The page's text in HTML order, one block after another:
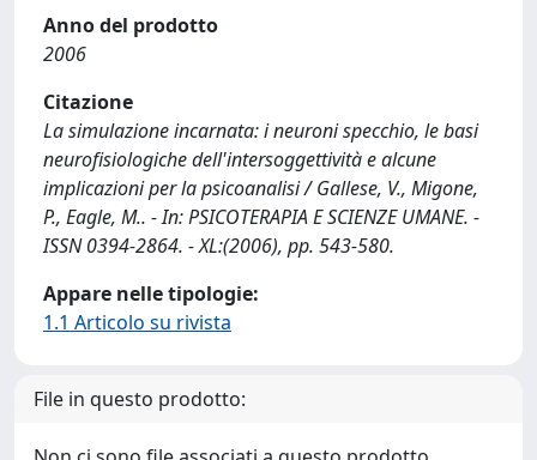
Anno del prodotto
2006
Citazione
La simulazione incarnata: i neuroni specchio, le basi
neurofisiologiche dell'intersoggettività e alcune
implicazioni per la psicoanalisi / Gallese, V., Migone,
P., Eagle, M.. - In: PSICOTERAPIA E SCIENZE UMANE. -
ISSN 0394-2864. - XL:(2006), pp. 543-580.
Appare nelle tipologie:
1.1 Articolo su rivista
File in questo prodotto: